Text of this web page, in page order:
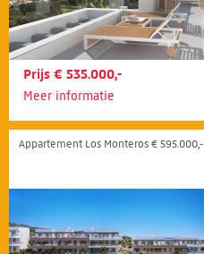
Prijs € 535.000,-
Meer informatie
Appartement Los Monteros € 595.000,-